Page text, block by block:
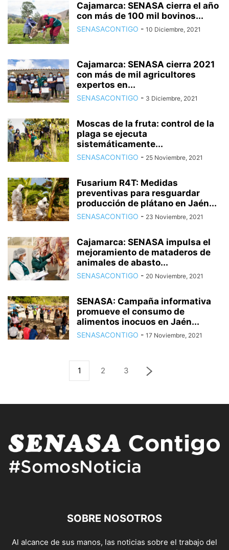
Cajamarca: SENASA cierra el año
con más de 100 mil bovinos...
SENASACONTIGO - 10 Diciembre, 2021
Cajamarca: SENASA cierra 2021
con más de mil agricultores
expertos en...
SENASACONTIGO - 3 Diciembre, 2021
Moscas de la fruta: control de la
plaga se ejecuta
sistemáticamente...
SENASACONTIGO - 25 Noviembre, 2021
Fusarium R4T: Medidas
preventivas para resguardar
producción de plátano en Jaén...
SENASACONTIGO - 23 Noviembre, 2021
Cajamarca: SENASA impulsa el
mejoramiento de mataderos de
animales de abasto...
SENASACONTIGO - 20 Noviembre, 2021
SENASA: Campaña informativa
promueve el consumo de
alimentos inocuos en Jaén...
SENASACONTIGO - 17 Noviembre, 2021
1 2 3
SOBRE NOSOTROS
Al alcance de sus manos, las noticias sobre el trabajo del